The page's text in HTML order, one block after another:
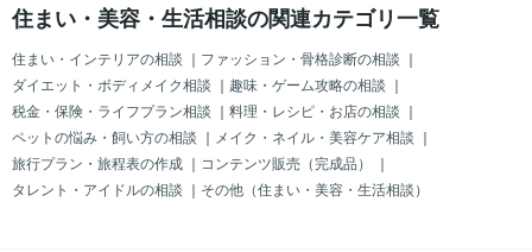
住まい・美容・生活相談の関連カテゴリ一覧
住まい・インテリアの相談 ｜ ファッション・骨格診断の相談 ｜
ダイエット・ボディメイク相談 ｜ 趣味・ゲーム攻略の相談 ｜
税金・保険・ライフプラン相談 ｜ 料理・レシピ・お店の相談 ｜
ペットの悩み・飼い方の相談 ｜ メイク・ネイル・美容ケア相談 ｜
旅行プラン・旅程表の作成 ｜ コンテンツ販売（完成品）
｜
タレント・アイドルの相談 ｜ その他（住まい・美容・生活相談）